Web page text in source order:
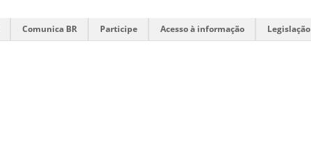
Comunica BR Participe Acesso à informação Legislação